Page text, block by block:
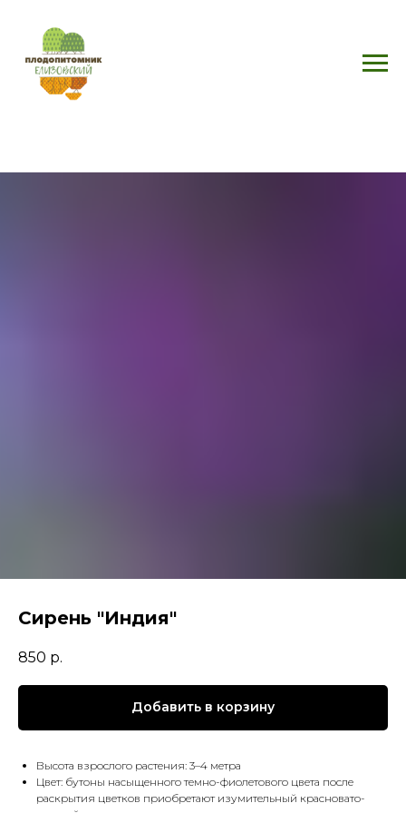
Сирень "Индия"
850 р.
Добавить в корзину
Высота взрослого растения: 3–4 метра
Цвет: бутоны насыщенного темно-фиолетового цвета после
раскрытия цветков приобретают изумительный красновато-